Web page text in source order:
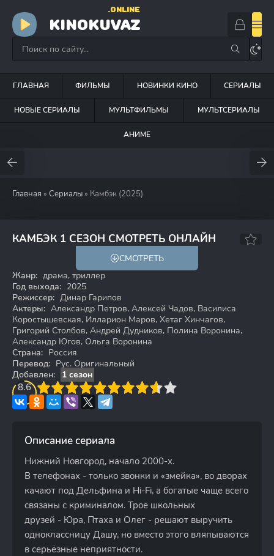
KINOKUVAZ
.ONLINE
ГЛАВНАЯ ФИЛЬМЫ НОВИНКИ КИНО СЕРИАЛЫ
НОВЫЕ СЕРИАЛЫ МУЛЬТФИЛЬМЫ МУЛЬТСЕРИАЛЫ
АНИМЕ
Главная » Сериалы » Камбэк (2025)
КАМБЭК 1 СЕЗОН СМОТРЕТЬ ОНЛАЙН
8.2
СМОТРЕТЬ
Жанр: драма, триллер
Год выхода: 2025
Режиссер: Динар Гарипов
Актеры: Александр Петров, Алексей Чадов, Василиса
Коростышевская, Илларион Маров, Хетаг Хинчагов,
Григорий Столбов, Андрей Дудников, Полина Воронина,
Александр Югов, Ольга Воронина
Страна: Россия
Перевод: Рус. Оригинальный
Добавлен:
1 сезон
8.6
4 5 6 7 8 9 10
Описание сериала
Нижний Новгород, начало 2000-х.
В телефонах - только звонки и «змейка», во дворах
качают под Дельфина и Hi-Fi, а богатые чаще всего
связаны с криминалом. Трое школьных
друзей - Юра, Птаха и Олег - решают выручить
одноклассницу Дашу, но вместо этого вляпываются
в серьёзные неприятности.